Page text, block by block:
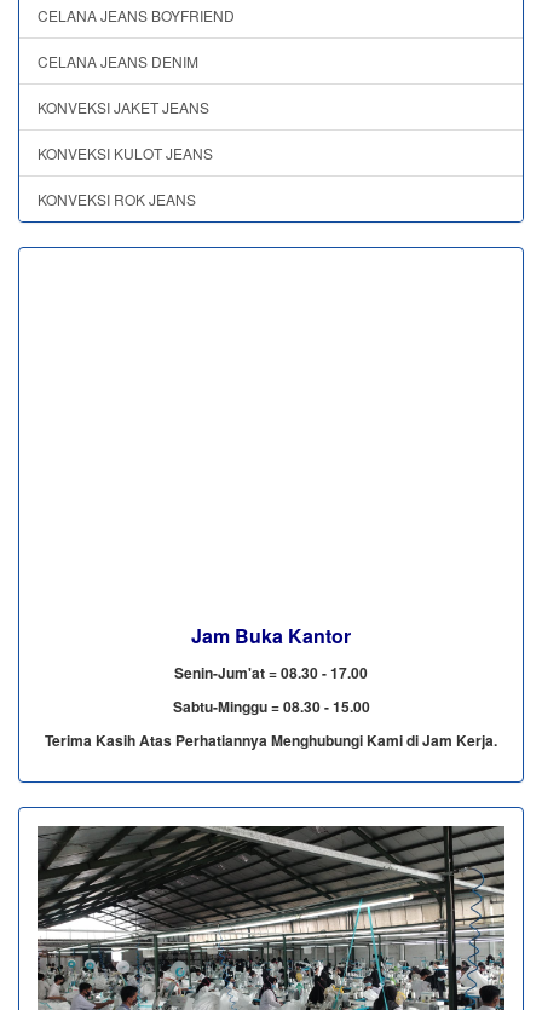
CELANA JEANS BOYFRIEND
CELANA JEANS DENIM
KONVEKSI JAKET JEANS
KONVEKSI KULOT JEANS
KONVEKSI ROK JEANS
Jam Buka Kantor
Senin-Jum'at = 08.30 - 17.00
Sabtu-Minggu = 08.30 - 15.00
Terima Kasih Atas Perhatiannya Menghubungi Kami di Jam Kerja.